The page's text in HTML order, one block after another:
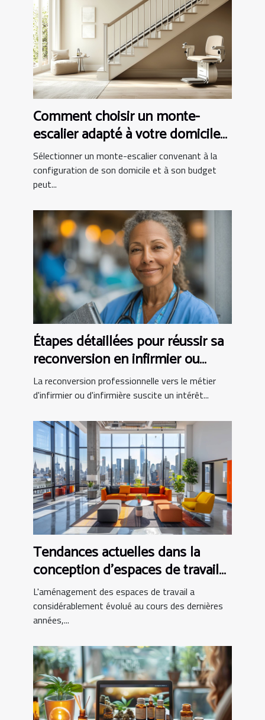
Comment choisir un monte-
escalier adapté à votre domicile
et budget
Sélectionner un monte-escalier convenant à la
configuration de son domicile et à son budget
peut...
Étapes détaillées pour réussir sa
reconversion en infirmier ou
infirmière
La reconversion professionnelle vers le métier
d'infirmier ou d'infirmière suscite un intérêt...
Tendances actuelles dans la
conception d'espaces de travail
modernes
L'aménagement des espaces de travail a
considérablement évolué au cours des dernières
années,...